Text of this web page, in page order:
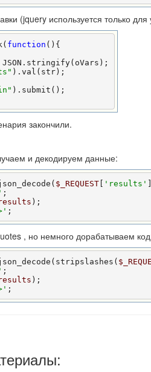
(jquery используется только для
function (){
).val(str);
).submit();
закончили.
и декодируем данные:
$_REQUEST[ 'results'
;
);
;
, но немного дорабатываем
;
);
;